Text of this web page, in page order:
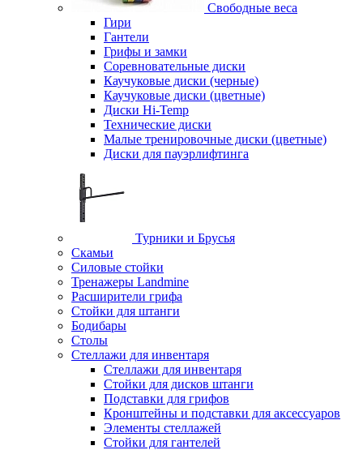
Свободные веса
Гири
Гантели
Грифы и замки
Соревновательные диски
Каучуковые диски (черные)
Каучуковые диски (цветные)
Диски Hi-Temp
Технические диски
Малые тренировочные диски (цветные)
Диски для пауэрлифтинга
Турники и Брусья
Скамьи
Силовые стойки
Тренажеры Landmine
Расширители грифа
Стойки для штанги
Бодибары
Столы
Стеллажи для инвентаря
Стеллажи для инвентаря
Стойки для дисков штанги
Подставки для грифов
Кронштейны и подставки для аксессуаров
Элементы стеллажей
Стойки для гантелей